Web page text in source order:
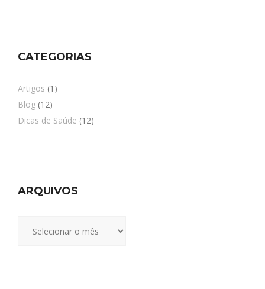
CATEGORIAS
Artigos (1)
Blog (12)
Dicas de Saúde (12)
ARQUIVOS